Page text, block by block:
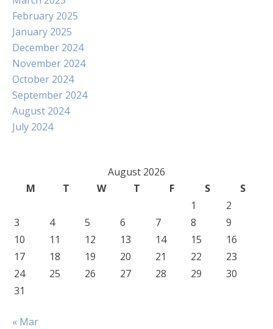
February 2025
January 2025
December 2024
November 2024
October 2024
September 2024
August 2024
July 2024
August 2026
M
T W T F S
S
1
2
3
4 5 6 7 8
9
10
11 12 13 14 15
16
17
18 19 20 21 22
23
24
25 26 27 28 29
30
31
« Mar